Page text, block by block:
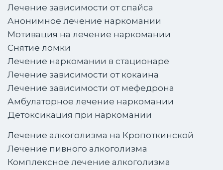
Лечение зависимости от спайса
Анонимное лечение наркомании
Мотивация на лечение наркомании
Снятие ломки
Лечение наркомании в стационаре
Лечение зависимости от кокаина
Лечение зависимости от мефедрона
Амбулаторное лечение наркомании
Детоксикация при наркомании
Лечение алкоголизма на Кропоткинской
Лечение пивного алкоголизма
Комплексное лечение алкоголизма